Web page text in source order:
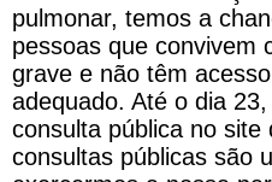
pulmonar, temos a
pessoas que convivem
grave e não têm
adequado. Até o dia
consulta pública no site
consultas públicas são